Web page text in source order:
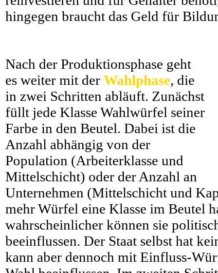
hingegen braucht das Geld für
Nach der Produktionsphase geht
es weiter mit der Wahlphase, die
in zwei Schritten abläuft. Zunächst
füllt jede Klasse Wahlwürfel seiner
Farbe in den Beutel. Dabei ist die
Anzahl abhängig von der
Population (Arbeiterklasse und
Mittelschicht) oder der Anzahl an
Unternehmen (Mittelschicht und
mehr Würfel eine Klasse im Beutel
wahrscheinlicher können sie
beeinflussen. Der Staat selbst hat
kann aber dennoch mit Einfluss-